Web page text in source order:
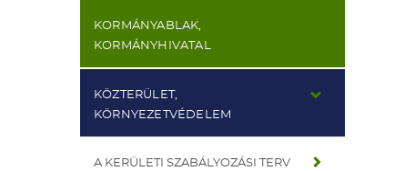
KORMÁNYABLAK,
KORMÁNYHIVATAL
KÖZTERÜLET,
KÖRNYEZETVÉDELEM
A KERÜLETI SZABÁLYOZÁSI TERV